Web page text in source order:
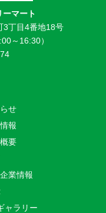
マート
丁目4番地18号
～16:30）
せ
報
要
業情報
ャラリー